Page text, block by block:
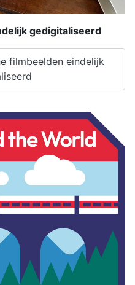
gedigitaliseerd
filmbeelden eindelijk